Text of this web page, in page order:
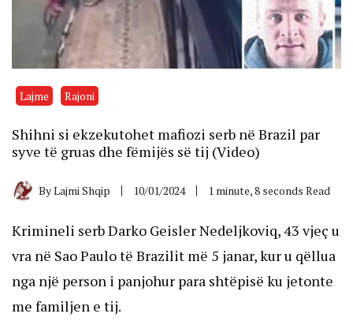
Lajme Rajoni
Shihni si ekzekutohet mafiozi serb në Brazil par
syve të gruas dhe fëmijës së tij (Video)
ByLajmi Shqip 10/01/2024 1 minute, 8 seconds Read
Krimineli serb Darko Geisler Nedeljkoviq, 43 vjeç u
vra në Sao Paulo të Brazilit më 5 janar, kur u qëllua
nga një person i panjohur para shtëpisë ku jetonte
me familjen e tij.